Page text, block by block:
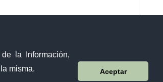
la Información,
misma.
Aceptar
de Información (SNI)